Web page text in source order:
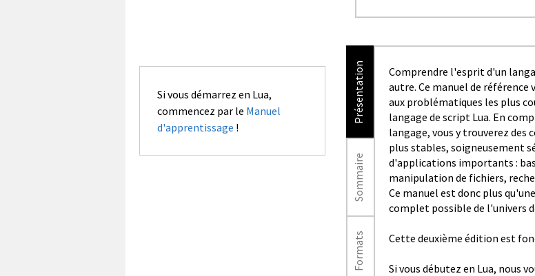
Si vous démarrez en Lua,
commencez par le Manuel
d'apprentissage !
Présentation
Sommaire
Formats
Comprendre l'esprit d'un
autre. Ce manuel de référence
aux problématiques les plus
langage de script Lua. En
langage, vous y trouverez des
plus stables, soigneusement
d'applications importants :
manipulation de fichiers,
Ce manuel est donc plus
complet possible de l'univers
Cette deuxième édition est
Si vous débutez en Lua, nous